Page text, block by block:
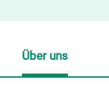
Über uns